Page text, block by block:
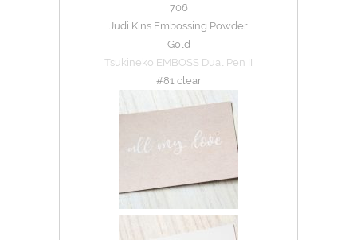
706
Judi Kins Embossing Powder
Gold
Tsukineko EMBOSS Dual Pen II
#81 clear